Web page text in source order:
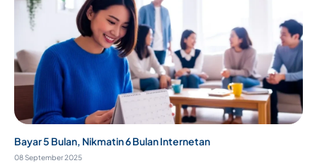
Bayar 5 Bulan, Nikmatin 6 Bulan Internetan
08 September 2025